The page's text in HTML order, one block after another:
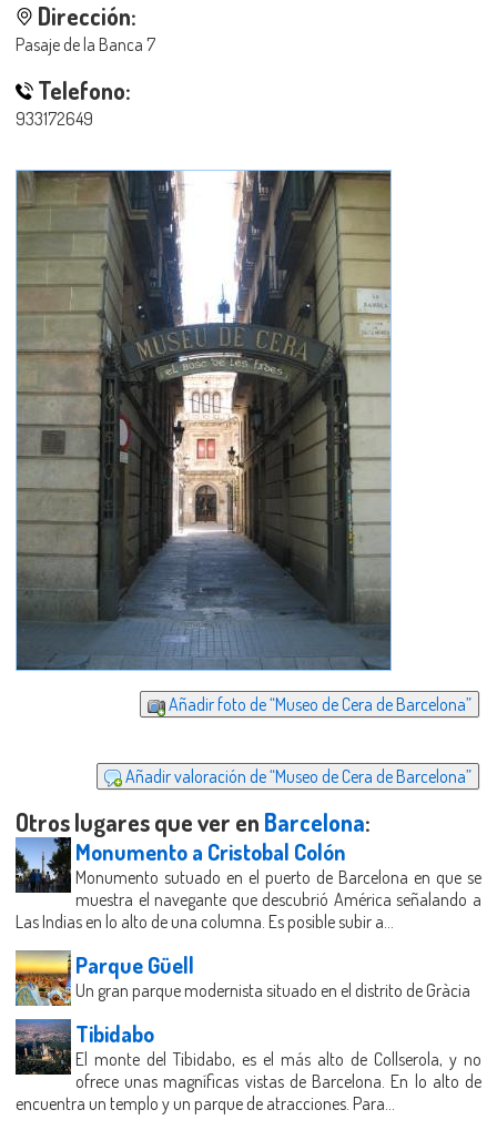
Dirección:
Pasaje de la Banca 7
Telefono:
933172649
Añadir foto de “Museo de Cera de Barcelona”
Añadir valoración de “Museo de Cera de Barcelona”
Otros lugares que ver en Barcelona:
Monumento a Cristobal Colón
Monumento sutuado en el puerto de Barcelona en que se
muestra el navegante que descubrió América señalando a
Las Indias en lo alto de una columna. Es posible subir a...
Parque Güell
Un gran parque modernista situado en el distrito de Gràcia
Tibidabo
El monte del Tibidabo, es el más alto de Collserola, y no
ofrece unas magníficas vistas de Barcelona. En lo alto de
encuentra un templo y un parque de atracciones. Para...